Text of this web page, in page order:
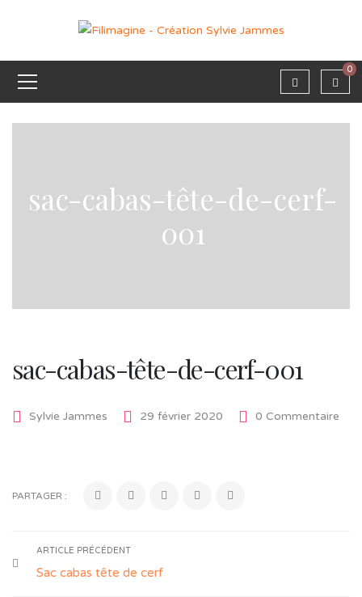
0
sac-cabas-tête-de-cerf-
001
sac-cabas-tête-de-cerf-001
Sylvie Jammes 29 février 2020 0 Commentaire
PARTAGER :
ARTICLE PRÉCÉDENT
Sac cabas tête de cerf